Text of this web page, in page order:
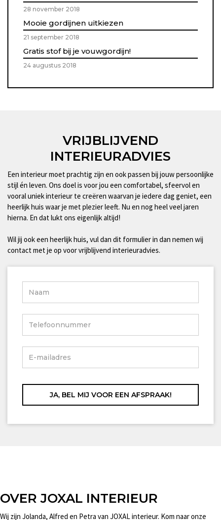
28 november 2018
Mooie gordijnen uitkiezen
21 september 2018
Gratis stof bij je vouwgordijn!
24 augustus 2018
VRIJBLIJVEND
INTERIEURADVIES
Een interieur moet prachtig zijn en ook passen bij jouw persoonlijke
stijl én leven. Ons doel is voor jou een comfortabel, sfeervol en
vooral uniek interieur te creëren waarvan je iedere dag geniet, een
heerlijk huis waar je met plezier leeft. Nu en nog heel veel jaren
hierna. En dat lukt ons eigenlijk altijd!
Wil jij ook een heerlijk huis, vul dan dit formulier in dan nemen wij
contact met je op voor vrijblijvend interieuradvies.
OVER JOXAL INTERIEUR
Wij zijn Jolanda, Alfred en Petra van JOXAL interieur. Kom naar onze